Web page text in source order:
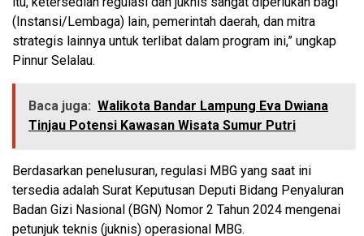
(Instansi/Lembaga) lain, pemerintah daerah, dan mitra
strategis lainnya untuk terlibat dalam program ini,” ungkap
Pinnur Selalau.
Baca juga: Walikota Bandar Lampung Eva Dwiana
Tinjau Potensi Kawasan Wisata Sumur Putri
Berdasarkan penelusuran, regulasi MBG yang saat ini
tersedia adalah Surat Keputusan Deputi Bidang Penyaluran
Badan Gizi Nasional (BGN) Nomor 2 Tahun 2024 mengenai
petunjuk teknis (juknis) operasional MBG.